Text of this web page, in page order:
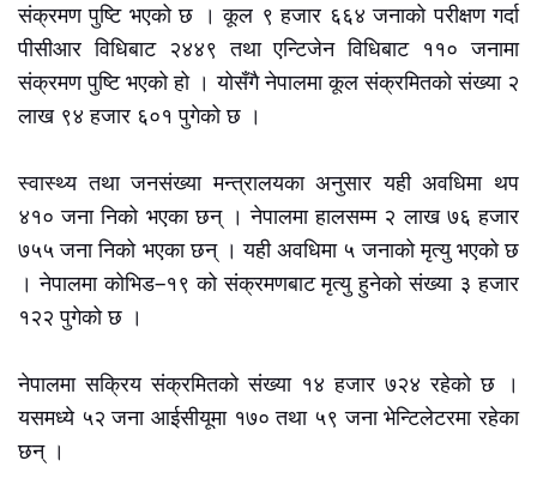
संक्रमण पुष्टि भएको छ । कूल ९ हजार ६६४ जनाको परीक्षण गर्दा
पीसीआर विधिबाट २४४९ तथा एन्टिजेन विधिबाट ११० जनामा
संक्रमण पुष्टि भएको हो । योसँगै नेपालमा कूल संक्रमितको संख्या २
लाख ९४ हजार ६०१ पुगेको छ ।
स्वास्थ्य तथा जनसंख्या मन्त्रालयका अनुसार यही अवधिमा थप
४१० जना निको भएका छन् । नेपालमा हालसम्म २ लाख ७६ हजार
७५५ जना निको भएका छन् । यही अवधिमा ५ जनाको मृत्यु भएको छ
। नेपालमा कोभिड–१९ को संक्रमणबाट मृत्यु हुनेको संख्या ३ हजार
१२२ पुगेको छ ।
नेपालमा सक्रिय संक्रमितको संख्या १४ हजार ७२४ रहेको छ ।
यसमध्ये ५२ जना आईसीयूमा १७० तथा ५९ जना भेन्टिलेटरमा रहेका
छन् ।